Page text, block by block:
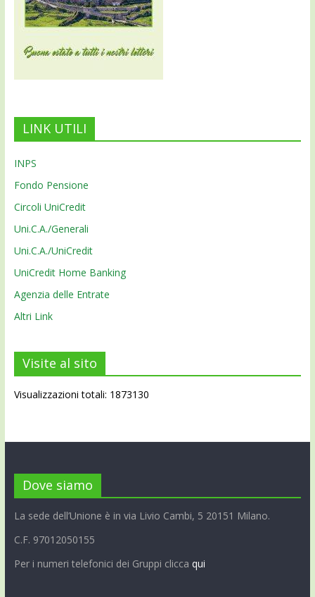
LINK UTILI
INPS
Fondo Pensione
Circoli UniCredit
Uni.C.A./Generali
Uni.C.A./UniCredit
UniCredit Home Banking
Agenzia delle Entrate
Altri Link
Visite al sito
Visualizzazioni totali: 1873130
Dove siamo
La sede dell’Unione è in via Livio Cambi, 5 20151 Milano.
C.F. 97012050155
Per i numeri telefonici dei Gruppi clicca qui